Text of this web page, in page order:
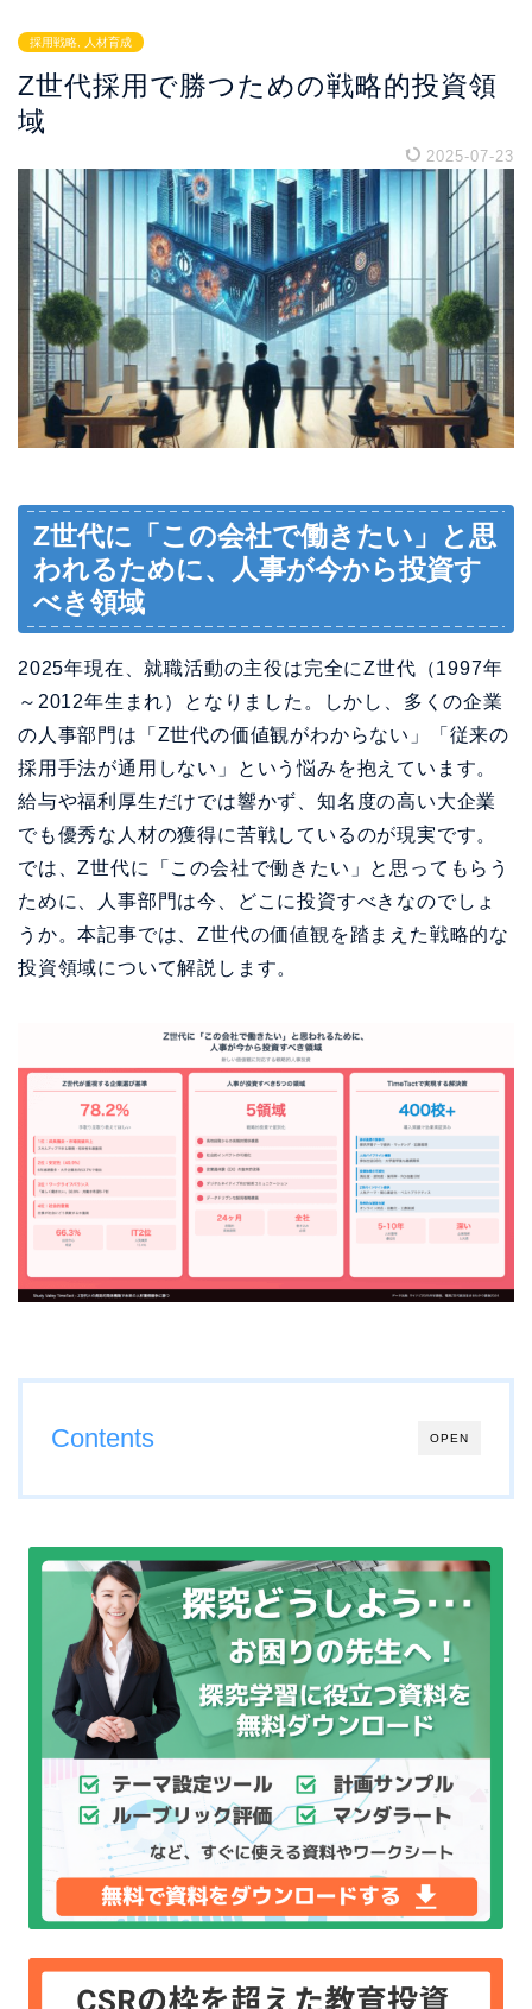
採用戦略, 人材育成
Z世代採用で勝つための戦略的投資領
域
2025-07-23
Z世代に「この会社で働きたい」と思
われるために、人事が今から投資す
べき領域
2025年現在、就職活動の主役は完全にZ世代（1997年
～2012年生まれ）となりました。しかし、多くの企業
の人事部門は「Z世代の価値観がわからない」「従来の
採用手法が通用しない」という悩みを抱えています。
給与や福利厚生だけでは響かず、知名度の高い大企業
でも優秀な人材の獲得に苦戦しているのが現実です。
では、Z世代に「この会社で働きたい」と思ってもらう
ために、人事部門は今、どこに投資すべきなのでしょ
うか。本記事では、Z世代の価値観を踏まえた戦略的な
投資領域について解説します。
OPEN
Contents